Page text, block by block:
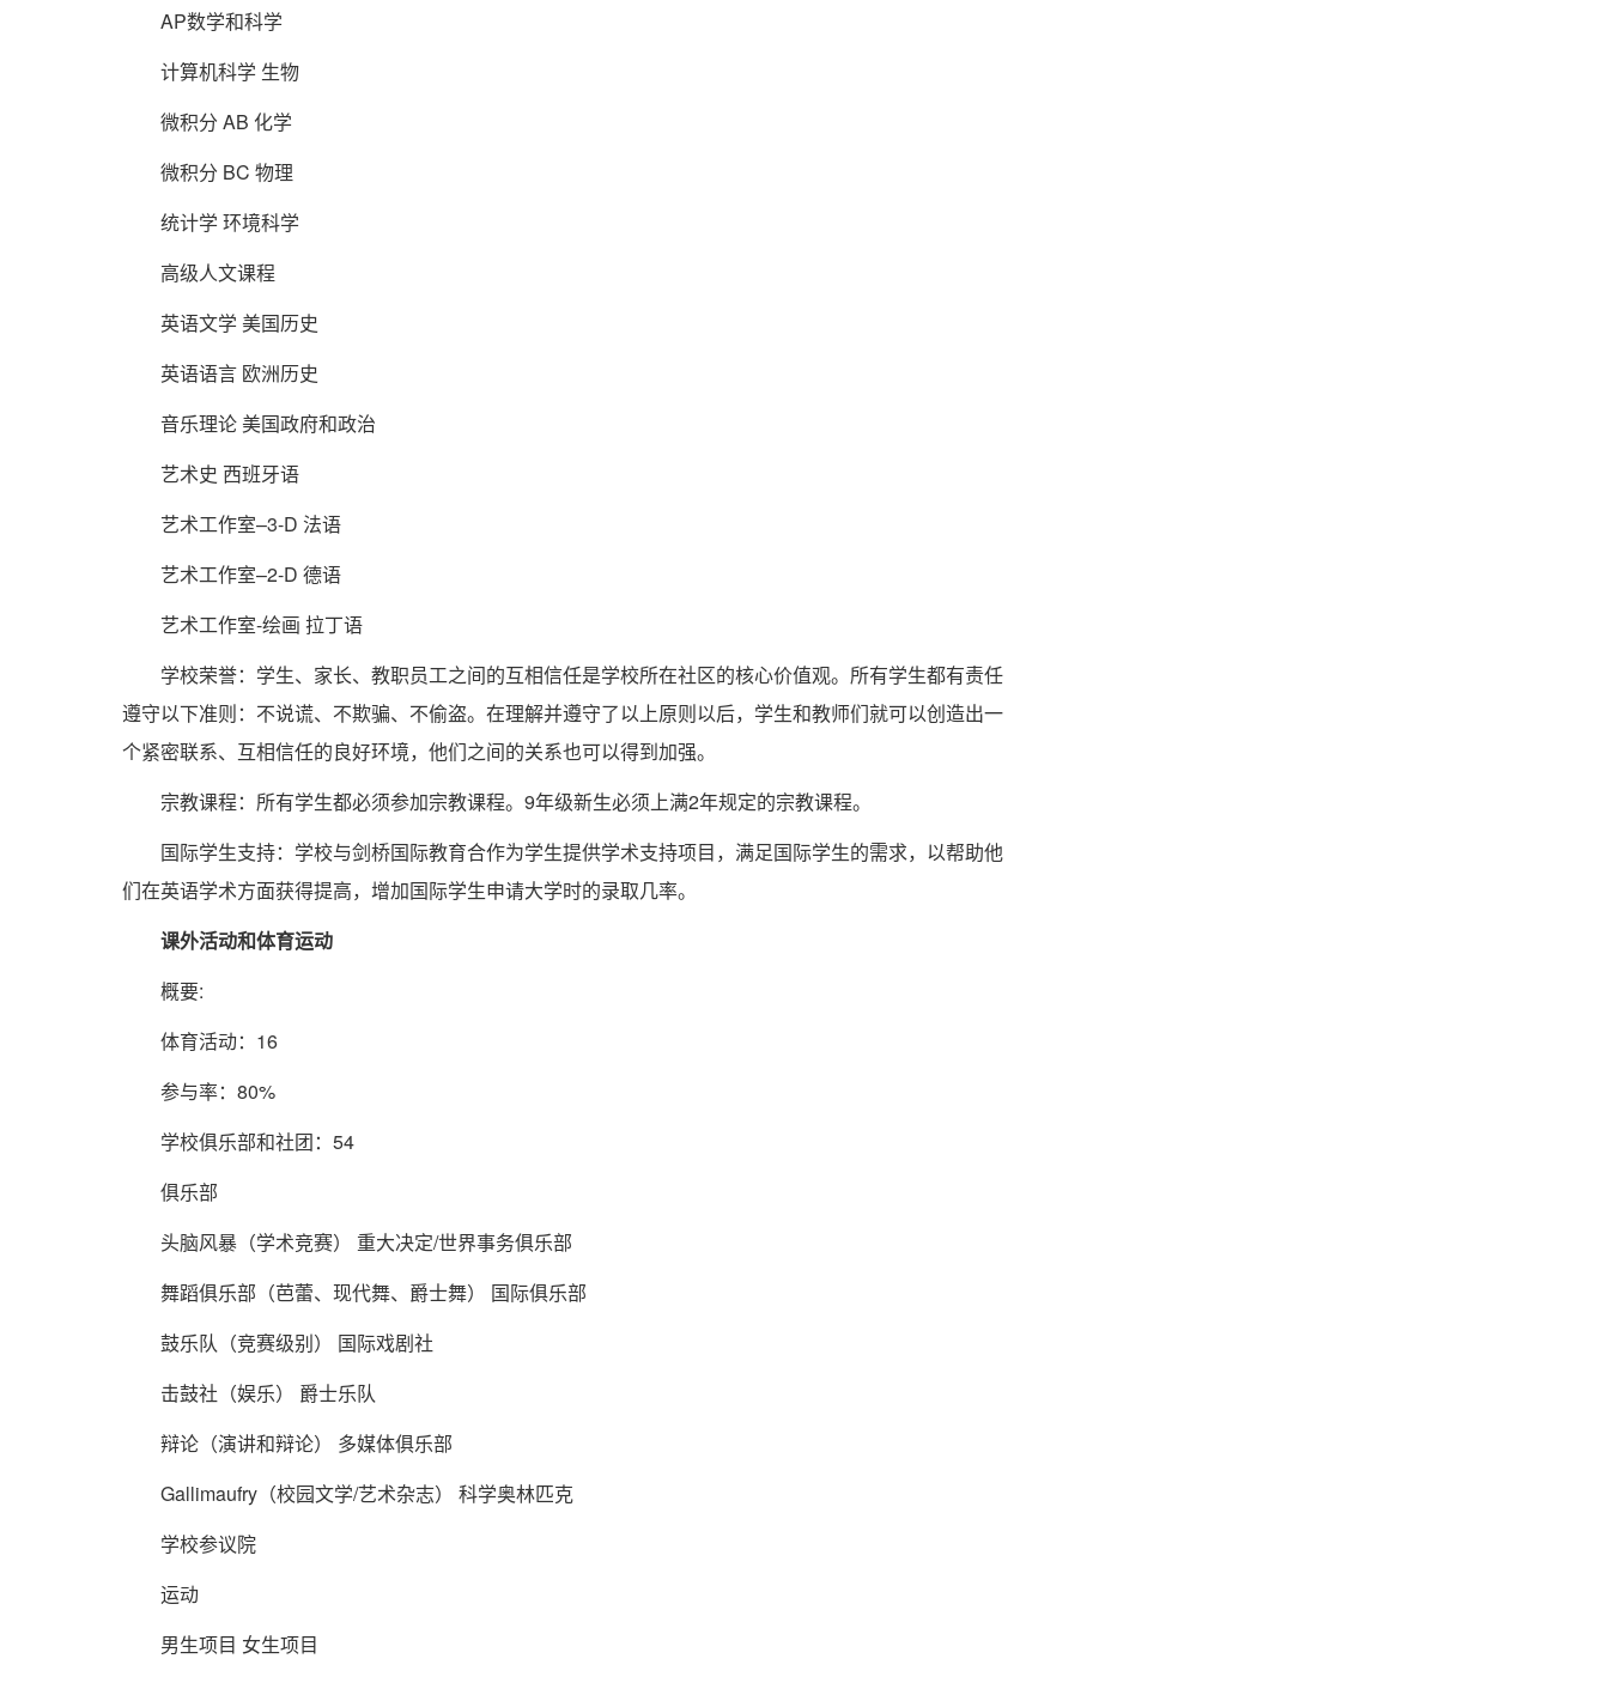
AP数学和科学
计算机科学 生物
微积分 AB 化学
微积分 BC 物理
统计学 环境科学
高级人文课程
英语文学 美国历史
英语语言 欧洲历史
音乐理论 美国政府和政治
艺术史 西班牙语
艺术工作室–3-D 法语
艺术工作室–2-D 德语
艺术工作室-绘画 拉丁语
学校荣誉：学生、家长、教职员工之间的互相信任是学校所在社区的核心价值观。所有学生都有责任
遵守以下准则：不说谎、不欺骗、不偷盗。在理解并遵守了以上原则以后，学生和教师们就可以创造出一
个紧密联系、互相信任的良好环境，他们之间的关系也可以得到加强。
宗教课程：所有学生都必须参加宗教课程。9年级新生必须上满2年规定的宗教课程。
国际学生支持：学校与剑桥国际教育合作为学生提供学术支持项目，满足国际学生的需求，以帮助他
们在英语学术方面获得提高，增加国际学生申请大学时的录取几率。
课外活动和体育运动
概要:
体育活动：16
参与率：80%
学校俱乐部和社团：54
俱乐部
头脑风暴（学术竞赛） 重大决定/世界事务俱乐部
舞蹈俱乐部（芭蕾、现代舞、爵士舞） 国际俱乐部
鼓乐队（竞赛级别） 国际戏剧社
击鼓社（娱乐） 爵士乐队
辩论（演讲和辩论） 多媒体俱乐部
Gallimaufry（校园文学/艺术杂志） 科学奥林匹克
学校参议院
运动
男生项目 女生项目